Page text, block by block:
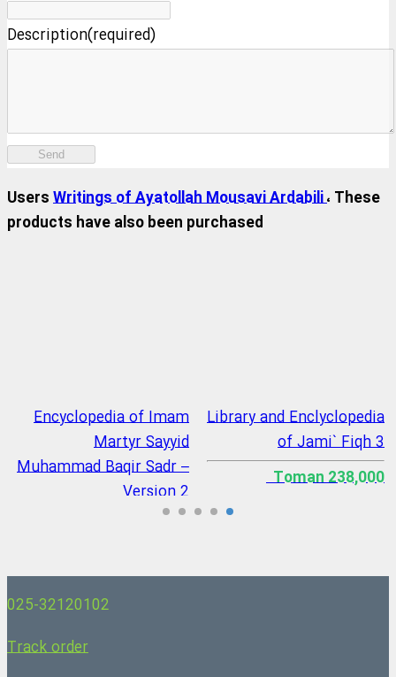
Description(required)
Send
UsersWritings of Ayatollah Mousavi Ardabili، These
products have also been purchased
Library and Enclyclopedia
of Jami` Fiqh 3
238,000 Toman
Encyclopedia of Imam
Martyr Sayyid
Muhammad Baqir Sadr –
Version 2
025-32120102
Track order